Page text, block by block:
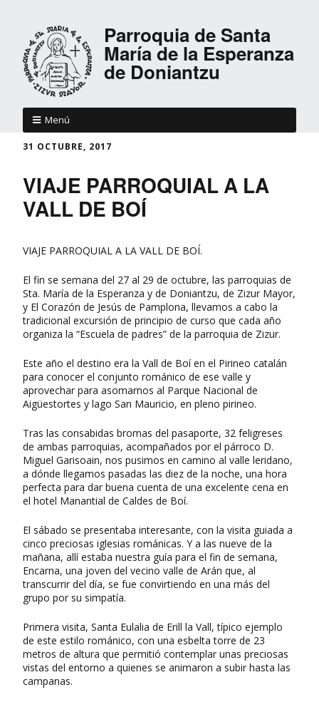
Parroquia de Santa
María de la Esperanza
de Doniantzu
Menú
31 OCTUBRE, 2017
VIAJE PARROQUIAL A LA
VALL DE BOÍ
VIAJE PARROQUIAL A LA VALL DE BOÍ.
El fin se semana del 27 al 29 de octubre, las parroquias de
Sta. María de la Esperanza y de Doniantzu, de Zizur Mayor,
y El Corazón de Jesús de Pamplona, llevamos a cabo la
tradicional excursión de principio de curso que cada año
organiza la “Escuela de padres” de la parroquia de Zizur.
Este año el destino era la Vall de Boí en el Pirineo catalán
para conocer el conjunto románico de ese valle y
aprovechar para asomarnos al Parque Nacional de
Aigüestortes y lago San Mauricio, en pleno pirineo.
Tras las consabidas bromas del pasaporte, 32 feligreses
de ambas parroquias, acompañados por el párroco D.
Miguel Garisoain, nos pusimos en camino al valle leridano,
a dónde llegamos pasadas las diez de la noche, una hora
perfecta para dar buena cuenta de una excelente cena en
el hotel Manantial de Caldes de Boí.
El sábado se presentaba interesante, con la visita guiada a
cinco preciosas iglesias románicas. Y a las nueve de la
mañana, allí estaba nuestra guía para el fin de semana,
Encarna, una joven del vecino valle de Arán que, al
transcurrir del día, se fue convirtiendo en una más del
grupo por su simpatía.
Primera visita, Santa Eulalia de Erill la Vall, típico ejemplo
de este estilo románico, con una esbelta torre de 23
metros de altura que permitió contemplar unas preciosas
vistas del entorno a quienes se animaron a subir hasta las
campanas.